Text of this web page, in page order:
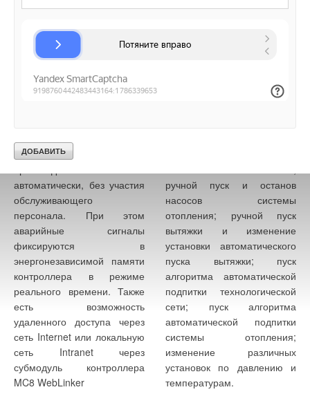
вытяжного канального
вентилятора.
Котельная оборудована
всеми необходимыми
Все пуски и остановы
автоматически, без участия
обслуживающего
персонала. При этом
аварийные сигналы
фиксируются в
энергонезависимой памяти
контроллера в режиме
реального времени. Также
есть возможность
удаленного доступа через
сеть Internet или локальную
сеть Intranet через
субмодуль контроллера
MC8 WebLinker
появляются при нажатии на
соответствующие
диспетчера позволяют
ручной пуск и останов
насосов системы
отопления; ручной пуск
вытяжки и изменение
установки автоматического
пуска вытяжки; пуск
алгоритма автоматической
подпитки технологической
сети; пуск алгоритма
автоматической подпитки
системы отопления;
изменение различных
установок по давлению и
температурам.